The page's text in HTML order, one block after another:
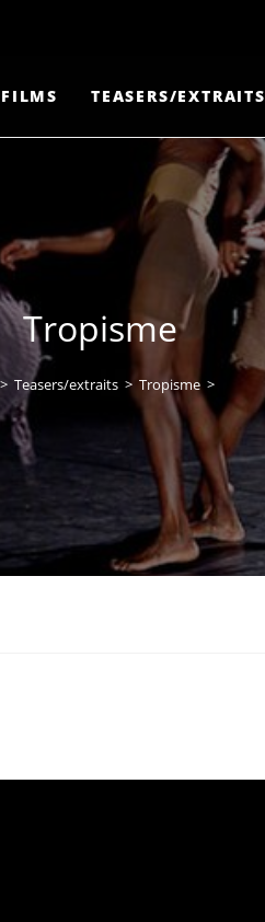
FILMS TEASERS/EXTRAITS
Tropisme
> Teasers/extraits > Tropisme >